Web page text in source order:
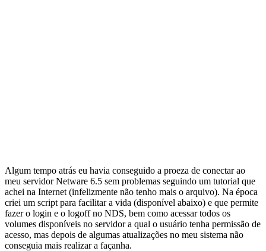
Algum tempo atrás eu havia conseguido a proeza de conectar ao
meu servidor Netware 6.5 sem problemas seguindo um tutorial que
achei na Internet (infelizmente não tenho mais o arquivo). Na época
criei um script para facilitar a vida (disponível abaixo) e que permite
fazer o login e o logoff no NDS, bem como acessar todos os
volumes disponíveis no servidor a qual o usuário tenha permissão de
acesso, mas depois de algumas atualizações no meu sistema não
conseguia mais realizar a façanha.